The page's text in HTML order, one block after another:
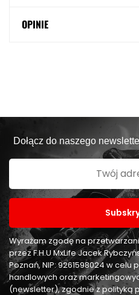
OPINIE
Dołącz do naszego
Wyrażam zgodę na
przez F.H.U MxLife Jacek
Poznań, NIP: 9261598024 w celu
handlowych oraz
(newsletter), zgodnie z polityką